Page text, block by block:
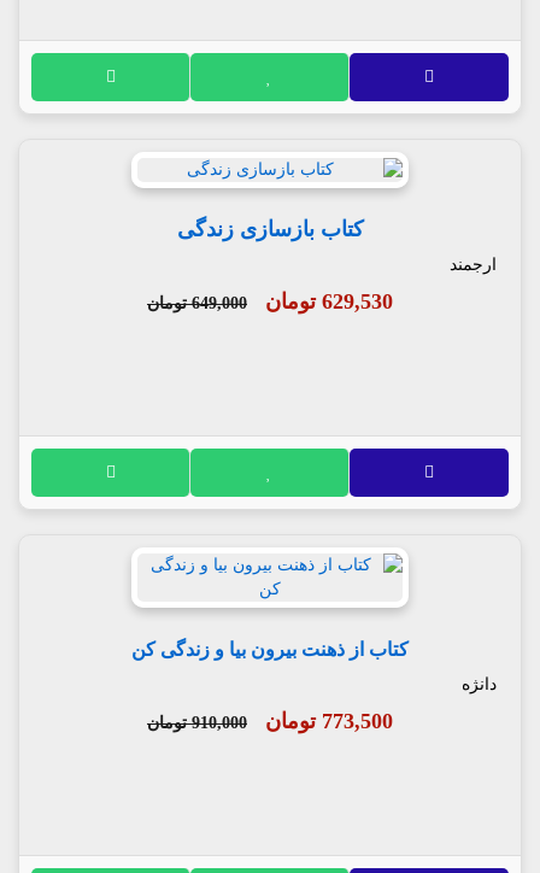
کتاب بازسازی زندگی
ارجمند
629,530 تومان 649,000 تومان
کتاب از ذهنت بیرون بیا و زندگی کن
دانژه
773,500 تومان 910,000 تومان